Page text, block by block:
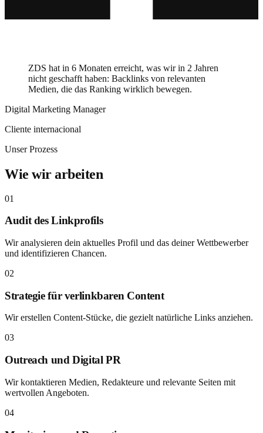
ZDS hat in 6 Monaten erreicht, was wir in 2 Jahren
nicht geschafft haben: Backlinks von relevanten
Medien, die das Ranking wirklich bewegen.
Digital Marketing Manager
Cliente internacional
Unser Prozess
Wie wir arbeiten
01
Audit des Linkprofils
Wir analysieren dein aktuelles Profil und das deiner Wettbewerber
und identifizieren Chancen.
02
Strategie für verlinkbaren Content
Wir erstellen Content-Stücke, die gezielt natürliche Links anziehen.
03
Outreach und Digital PR
Wir kontaktieren Medien, Redakteure und relevante Seiten mit
wertvollen Angeboten.
04